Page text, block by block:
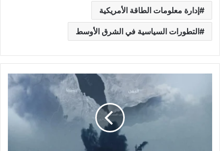
إدارة معلومات الطاقة الأمريكية
التطورات السياسية في الشرق الأوسط